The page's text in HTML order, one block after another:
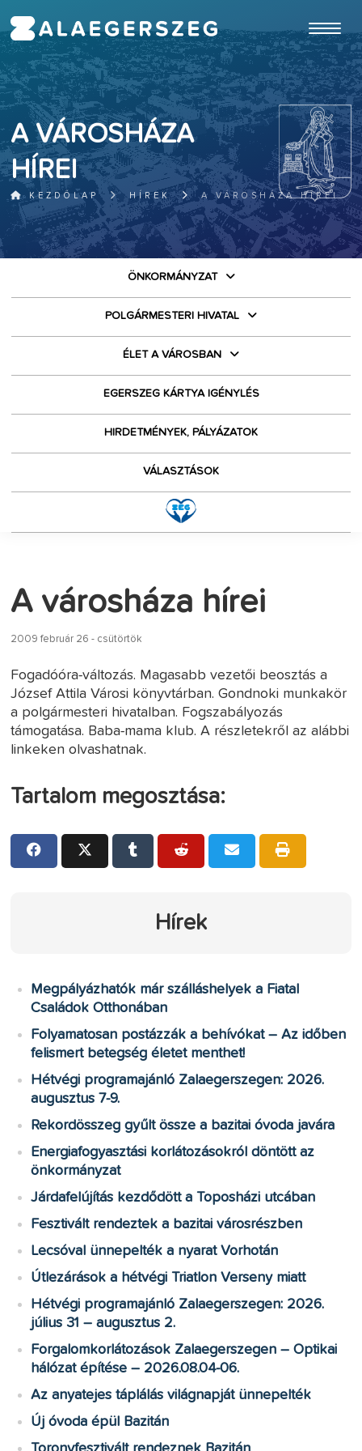
A VÁROSHÁZA
HÍREI
KEZDŐLAP HÍREK A VÁROSHÁZA HÍREI
ÖNKORMÁNYZAT
POLGÁRMESTERI HIVATAL
ÉLET A VÁROSBAN
EGERSZEG KÁRTYA IGÉNYLÉS
HIRDETMÉNYEK, PÁLYÁZATOK
VÁLASZTÁSOK
A városháza hírei
2009 február 26 - csütörtök
Fogadóóra-változás. Magasabb vezetői beosztás a
József Attila Városi könyvtárban. Gondnoki munkakör
a polgármesteri hivatalban. Fogszabályozás
támogatása. Baba-mama klub. A részletekről az alábbi
linkeken olvashatnak.
Tartalom megosztása:
Hírek
Megpályázhatók már szálláshelyek a Fiatal
Családok Otthonában
Folyamatosan postázzák a behívókat – Az időben
felismert betegség életet menthet!
Hétvégi programajánló Zalaegerszegen: 2026.
augusztus 7-9.
Rekordösszeg gyűlt össze a bazitai óvoda javára
Energiafogyasztási korlátozásokról döntött az
önkormányzat
Járdafelújítás kezdődött a Toposházi utcában
Fesztivált rendeztek a bazitai városrészben
Lecsóval ünnepelték a nyarat Vorhotán
Útlezárások a hétvégi Triatlon Verseny miatt
Hétvégi programajánló Zalaegerszegen: 2026.
július 31 – augusztus 2.
Forgalomkorlátozások Zalaegerszegen – Optikai
hálózat építése – 2026.08.04-06.
Az anyatejes táplálás világnapját ünnepelték
Új óvoda épül Bazitán